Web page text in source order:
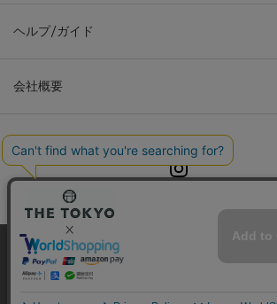
ヘルプ/ガイド
会社概要
© TOKYO BASE CO., LTD
当サイトはクッキー(cookie)を使用します。クッキ
の一部の機能および、サイトの使用状況の分析か
ング活動に利用することを目的としています。